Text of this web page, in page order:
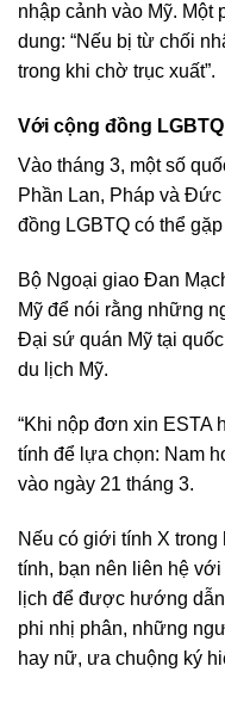
nhập cảnh vào Mỹ. Một
dung: “Nếu bị từ chối
trong khi chờ trục xuất”.
Với cộng đồng LGBTQ
Vào tháng 3, một số
Phần Lan, Pháp và
đồng LGBTQ có thể
Bộ Ngoại giao Đan
Mỹ để nói rằng những
Đại sứ quán Mỹ tại
du lịch Mỹ.
“Khi nộp đơn xin ESTA
tính để lựa chọn: Nam
vào ngày 21 tháng 3.
Nếu có giới tính X
tính, bạn nên liên hệ
lịch để được hướng
phi nhị phân, những
hay nữ, ưa chuộng ký